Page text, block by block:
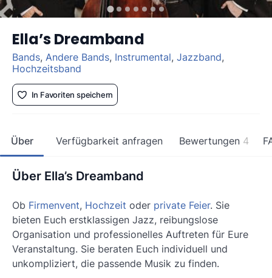
Ella’s Dreamband
Bands, Andere Bands, Instrumental, Jazzband,
Hochzeitsband
In Favoriten speichern
Über Verfügbarkeit anfragen Bewertungen 4
Über Ella’s Dreamband
Ob Firmenvent, Hochzeit oder private Feier. Sie
bieten Euch erstklassigen Jazz, reibungslose
Organisation und professionelles Auftreten für Eure
Veranstaltung. Sie beraten Euch individuell und
unkompliziert, die passende Musik zu finden.